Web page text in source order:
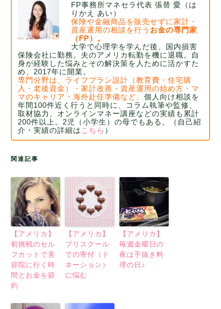
FP事務所マネセラ代表 張替 愛（は
りかえ あい）
保険や金融商品を販売せずに家計・
資産運用の相談を行う お金の専門家
（FP）。
大学で心理学を学んだ後、国内損害
保険会社に勤務。 夫のアメリカ転勤を機に退職。自
身が経験した悩みとその解決策を人ために活かすた
め、2017年に開業。
専門分野は、ライフプラン設計（教育費・住宅購
入・老後資金）・家計改善・資産運用の始め方・マ
マのキャリア・海外赴任準備など。個人向け相談を
年間100件近く行うと同時に、コラム執筆や監修、
取材協力、 オンラインマネー講座などの実績も累計
200件以上。2児（小学生）の母でもある。
（自己紹
介・実績の詳細は こちら ）
関連記事
【アメリカ】
初挑戦のセル
フカットで美
容院に行く時
間とお金を節
約
【アメリカ】
プリスクール
での寄付（ド
ネーション）
に悩む
【アメリカ】
毎週金曜日の
夜は手抜き料
理の日♪